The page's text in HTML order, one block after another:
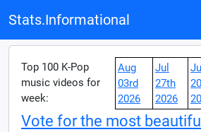
Stats.Informational
Top 100 K-Pop
music videos for
week:
Aug
03rd
2026
Jul
27th
2026
Jul
Vote for the most